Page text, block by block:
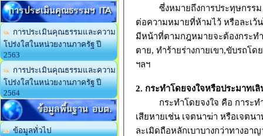
การประเมินคุณธรรมฯ ITA
การประเมินคุณธรรมและความ
โปร่งใสในหน่วยงานภาครัฐ ปี
2563
การประเมินคุณธรรมและความ
โปร่งใสในหน่วยงานภาครัฐ ปี
2564
ข้อมูลพื้นฐาน อบต.
ข้อมูลทั่วไป
ซึ่งหมายถึงการประทุษกรรม
ต่อความหมายที่ห้ามไว้ หรือละเ
มีหน้าที่ตามกฎหมายจะต้องกระท
ตาย, ทำร้ายร่างกายเขา,ขับรถโ
ฯลฯ
2. กระทำโดยจงใจหรือประมาทเ
กระทำโดยจงใจ คือ การะทำ
เสียหายเช่น เจตนาฆ่า หรือเจตน
ละเมิดถือหลักเบาบางกว่าทางอ